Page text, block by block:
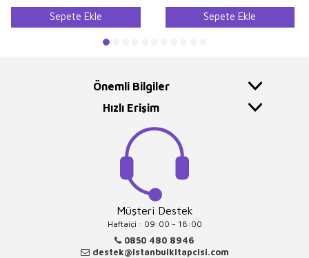
Sepete Ekle Sepete Ekle
Önemli Bilgiler
Hızlı Erişim
Müşteri Destek
Haftaiçi : 09:00 - 18:00
0850 480 8946
destek@istanbulkitapcisi.com